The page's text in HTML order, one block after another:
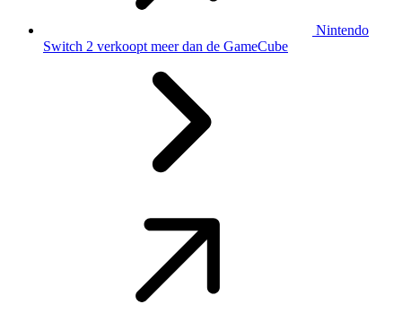
Nintendo
Switch 2 verkoopt meer dan de GameCube